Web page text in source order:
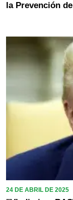
la Prevención
24 DE ABRIL DE 2025